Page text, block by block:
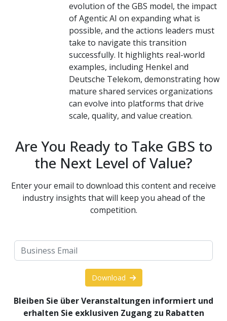
evolution of the GBS model, the impact
of Agentic AI on expanding what is
possible, and the actions leaders must
take to navigate this transition
successfully. It highlights real-world
examples, including Henkel and
Deutsche Telekom, demonstrating how
mature shared services organizations
can evolve into platforms that drive
scale, quality, and value creation.
Are You Ready to Take GBS to
the Next Level of Value?
Enter your email to download this content and receive
industry insights that will keep you ahead of the
competition.
Download
Bleiben Sie über Veranstaltungen informiert und
erhalten Sie exklusiven Zugang zu Rabatten